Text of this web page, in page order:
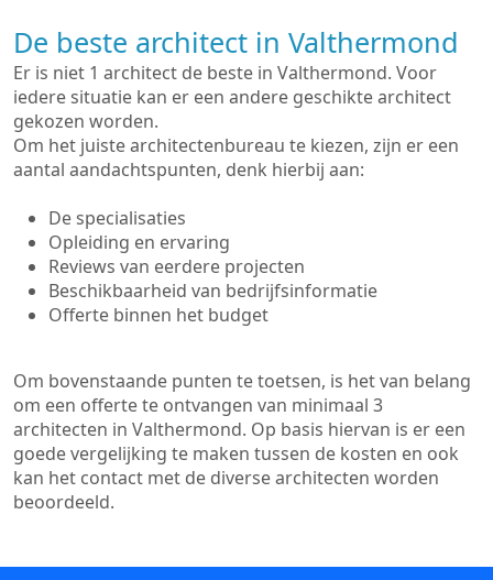
De beste architect in Valthermond
Er is niet 1 architect de beste in Valthermond. Voor
iedere situatie kan er een andere geschikte architect
gekozen worden.
Om het juiste architectenbureau te kiezen, zijn er een
aantal aandachtspunten, denk hierbij aan:
De specialisaties
Opleiding en ervaring
Reviews van eerdere projecten
Beschikbaarheid van bedrijfsinformatie
Offerte binnen het budget
Om bovenstaande punten te toetsen, is het van belang
om een offerte te ontvangen van minimaal 3
architecten in Valthermond. Op basis hiervan is er een
goede vergelijking te maken tussen de kosten en ook
kan het contact met de diverse architecten worden
beoordeeld.